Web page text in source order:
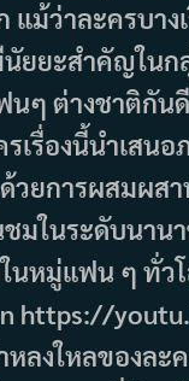
ม้ว่าละครบาง
นัยยะสำคัญใน
ๆ ต่างชาติกัน
เรื่องนี้นำเสน
ยการผสมผส
มในระดับนาน
นหมู่แฟน ๆ ทั่ว
https://
หลงใหลของล